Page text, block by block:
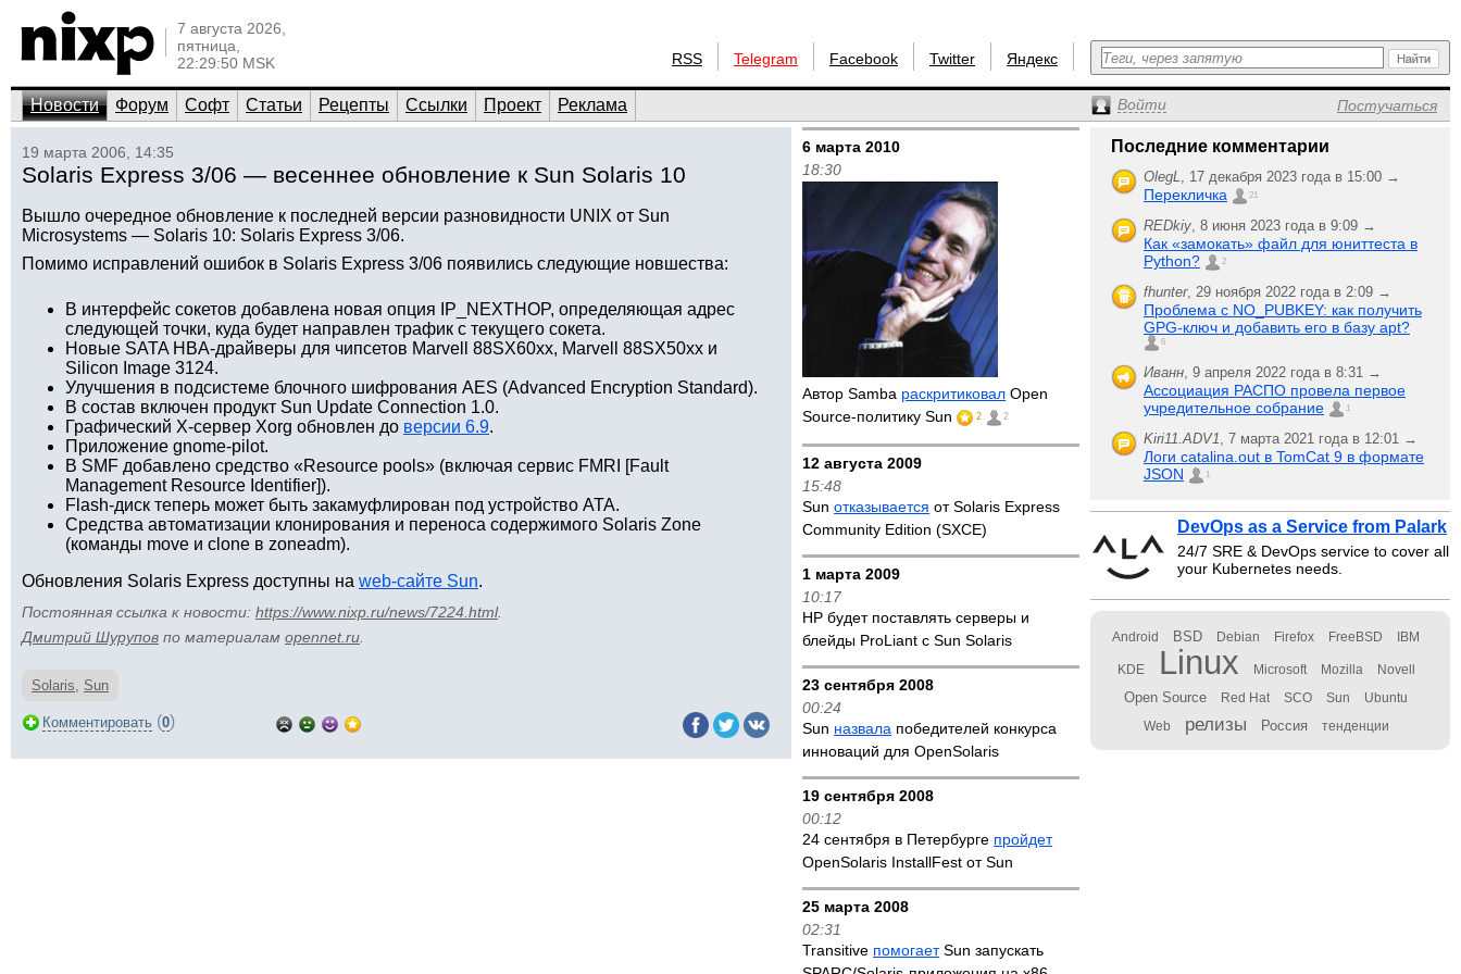
7 августа 2026,
пятница,
22:29:50 MSK
RSS Telegram Facebook Twitter Яндекс
Новости Форум Софт Статьи Рецепты Ссылки Проект Реклама Войти Постучаться
19 марта 2006, 14:35
Solaris Express 3/06 — весеннее обновление к Sun Solaris 10
Вышло очередное обновление к последней версии разновидности UNIX от Sun
Microsystems — Solaris 10: Solaris Express 3/06.
Помимо исправлений ошибок в Solaris Express 3/06 появились следующие новшества:
В интерфейс сокетов добавлена новая опция IP_NEXTHOP, определяющая адрес
следующей точки, куда будет направлен трафик с текущего сокета.
Новые SATA HBA-драйверы для чипсетов Marvell 88SX60xx, Marvell 88SX50xx и
Silicon Image 3124.
Улучшения в подсистеме блочного шифрования AES (Advanced Encryption Standard).
В состав включен продукт Sun Update Connection 1.0.
Графический X-сервер Xorg обновлен до версии 6.9.
Приложение gnome-pilot.
В SMF добавлено средство «Resource pools» (включая сервис FMRI [Fault
Management Resource Identifier]).
Flash-диск теперь может быть закамуфлирован под устройство ATA.
Средства автоматизации клонирования и переноса содержимого Solaris Zone
(команды move и clone в zoneadm).
Обновления Solaris Express доступны на web-сайте Sun.
Постоянная ссылка к новости: https://www.nixp.ru/news/7224.html.
Дмитрий Шурупов по материалам opennet.ru
Solaris, Sun
Комментировать (0)
6 марта 2010
18:30
Автор Samba раскритиковал Open
Source-политику Sun
2 2
12 августа 2009
15:48
Sunотказывается от Solaris Express
Community Edition (SXCE)
1 марта 2009
10:17
HP будет поставлять серверы и
блейды ProLiant с Sun Solaris
23 сентября 2008
00:24
Sun назвала победителей конкурса
инноваций для OpenSolaris
19 сентября 2008
00:12
24 сентября в Петербурге пройдет
OpenSolaris InstallFest от Sun
25 марта 2008
02:31
Transitive помогаетSun запускать
Последние комментарии
OlegL, 17 декабря 2023 года в 15:00 →
Перекличка 21
REDkiy, 8 июня 2023 года в 9:09 →
Как «замокать» файл для юниттеста в
Python?
2
fhunter, 29 ноября 2022 года в 2:09 →
Проблема с NO_PUBKEY: как получить
GPG-ключ и добавить его в базу apt?
6
Иванн, 9 апреля 2022 года в 8:31 →
Ассоциация РАСПО провела первое
учредительное собрание
1
Kiri11.ADV1, 7 марта 2021 года в 12:01 →
Логи catalina.out в TomCat 9 в формате
JSON
1
DevOps as a Service from Palark
24/7 SRE & DevOps service to cover all
your Kubernetes needs.
Android BSD Debian Firefox FreeBSD IBM
KDE Linux Microsoft Mozilla Novell
Open Source Red Hat SCO Sun Ubuntu
Web релизы Россия тенденции